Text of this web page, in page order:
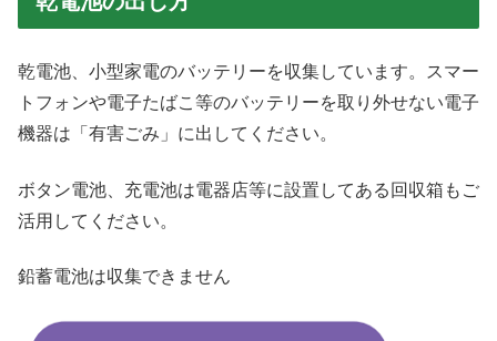
乾電池、小型家電のバッテリーを収集しています。スマー
トフォンや電子たばこ等のバッテリーを取り外せない電子
機器は「有害ごみ」に出してください。
ボタン電池、充電池は電器店等に設置してある回収箱もご
活用してください。
鉛蓄電池は収集できません